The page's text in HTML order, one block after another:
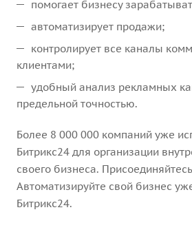
помогает бизнесу
автоматизирует продажи;
контролирует все каналы
клиентами;
удобный анализ рекламных
предельной точностью.
Более 8 000 000 компаний уже
Битрикс24 для организации
своего бизнеса.
Автоматизируйте свой бизнес
Битрикс24.